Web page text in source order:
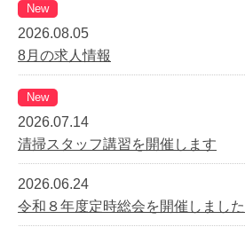
New
2026.08.05
8月の求人情報
New
2026.07.14
清掃スタッフ講習を開催します
2026.06.24
令和８年度定時総会を開催しました